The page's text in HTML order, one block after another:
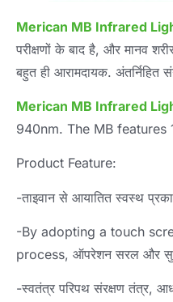
Merican MB Infrared
परीक्षणों के बाद है, और मानव
बहुत ही आरामदायक.
Merican MB Infrared
940nm. The MB features
Product Feature:
-ताइवान से आयातित स्वस्थ
-By adopting a touch
process, ऑपरेशन सरल और
-स्वतंत्र परिपथ संरक्षण तंत्र,